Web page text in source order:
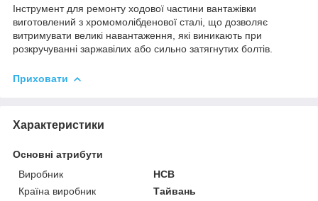
Інструмент для ремонту ходової частини вантажівки
виготовлений з хромомолібденової сталі, що дозволяє
витримувати великі навантаження, які виникають при
розкручуванні заржавілих або сильно затягнутих болтів.
Приховати
Характеристики
Основні атрибути
Виробник
HCB
Країна виробник
Тайвань